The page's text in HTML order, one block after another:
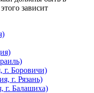
зависит
г. Боровичи)
г. Рязань)
г. Балашиха)